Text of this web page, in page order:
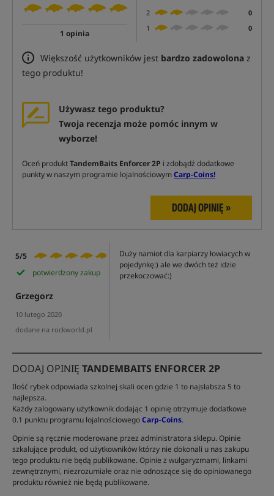
1 opinia
2
0
1
0
Większość użytkowników jest bardzo zadowolona z
tego produktu!
Używasz tego produktu?
Twoja recenzja może pomóc innym w
wyborze!
Oceń produktTandemBaits Enforcer 2P i zdobądź dodatkowe
punkty w naszym programie lojalnościowymCarp-Coins!
DODAJ OPINIĘ »
5/5
potwierdzony zakup
Grzegorz
10 lutego 2020
dodane na rockworld.pl
Duży namiot dla karpiarzy łowiacych w
pojedynkę:) ale we dwóch też idzie
przekoczować:)
DODAJ OPINIĘ TANDEMBAITS ENFORCER 2P
Ilość rybek odpowiada szkolnej skali ocen gdzie 1 to najsłabsza 5 to
najlepsza.
Każdy zalogowany użytkownik dodając 1 opinię otrzymuje dodatkowe
0.1 punktu programu lojalnościowegoCarp-Coins.
Opinie są ręcznie moderowane przez administratora sklepu. Opinie
szkalujące produkt, od użytkowników którzy nie dokonali u nas zakupu
tego produktu nie będą publikowane. Opinie z wulgaryzmami, linkami
zewnętrznymi, niezrozumiałe oraz nie odnoszące się do opiniowanego
produktu również nie będą publikowane.